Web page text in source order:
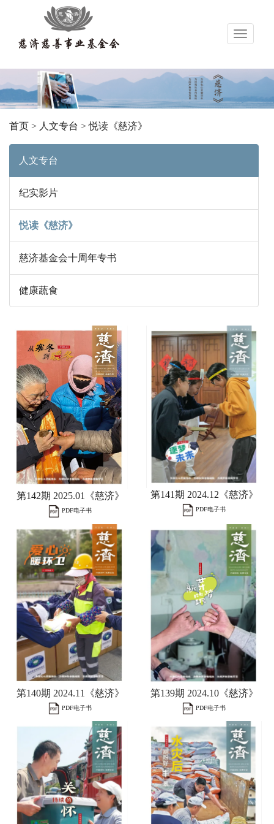
导
首页 > 人文专台 >悦读《慈济》
人文专台
纪实影片
悦读《慈济》
慈济基金会十周年专书
健康蔬食
第142期 2025.01《慈济》
PDF电子书
第141期 2024.12《慈济》
PDF电子书
第140期 2024.11《慈济》
PDF电子书
第139期 2024.10《慈济》
PDF电子书